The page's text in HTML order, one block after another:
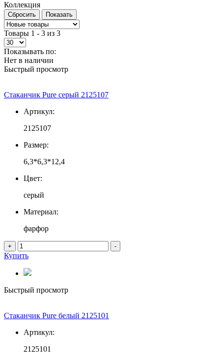
Коллекция
Товары 1 - 3 из 3
Показывать по:
Нет в наличии
Быстрый просмотр
Стаканчик Pure серый 2125107
Артикул:
2125107
Размер:
6,3*6,3*12,4
Цвет:
серый
Материал:
фарфор
+ -
Купить
Быстрый просмотр
Стаканчик Pure белый 2125101
Артикул:
2125101